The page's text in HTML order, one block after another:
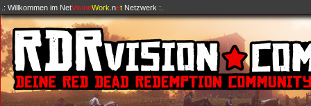
.: Willkommen im NetVisionWork .netNetzwerk :.